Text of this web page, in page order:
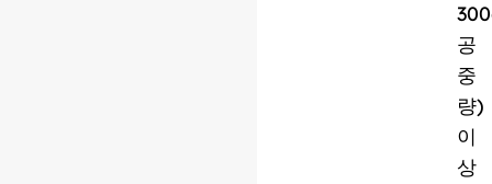
공
중
량)
이
상